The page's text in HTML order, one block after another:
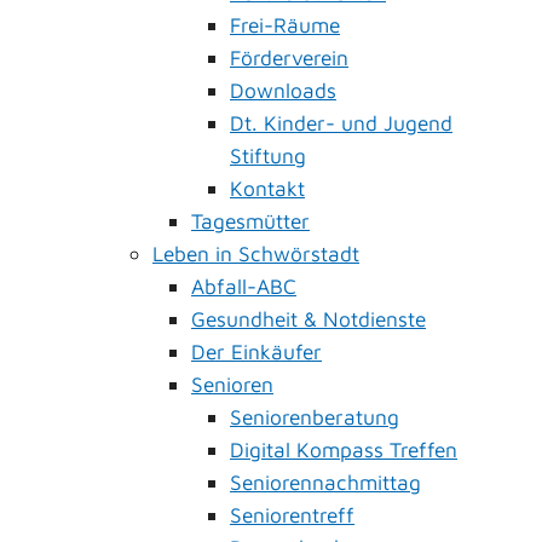
Frei-Räume
Förderverein
Downloads
Dt. Kinder- und Jugend
Stiftung
Kontakt
Tagesmütter
Leben in Schwörstadt
Abfall-ABC
Gesundheit & Notdienste
Der Einkäufer
Senioren
Seniorenberatung
Digital Kompass Treffen
Seniorennachmittag
Seniorentreff